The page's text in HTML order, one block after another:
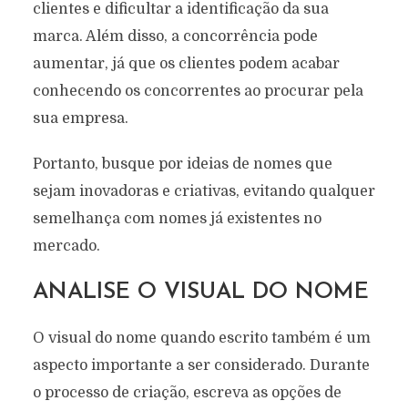
clientes e dificultar a identificação da sua
marca. Além disso, a concorrência pode
aumentar, já que os clientes podem acabar
conhecendo os concorrentes ao procurar pela
sua empresa.
Portanto, busque por ideias de nomes que
sejam inovadoras e criativas, evitando qualquer
semelhança com nomes já existentes no
mercado.
ANALISE O VISUAL DO NOME
O visual do nome quando escrito também é um
aspecto importante a ser considerado. Durante
o processo de criação, escreva as opções de